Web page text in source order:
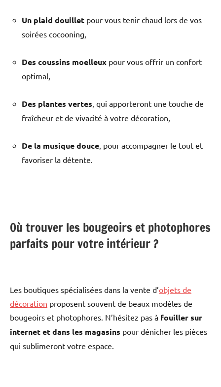
Un plaid douillet pour vous tenir chaud lors de vos
soirées cocooning,
Des coussins moelleux pour vous offrir un confort
optimal,
Des plantes vertes , qui apporteront une touche de
fraîcheur et de vivacité à votre décoration,
De la musique douce , pour accompagner le tout et
favoriser la détente.
Où trouver les bougeoirs et photophores
parfaits pour votre intérieur ?
Les boutiques spécialisées dans la vente d’objets de
décoration proposent souvent de beaux modèles de
bougeoirs et photophores. N’hésitez pas à fouiller sur
internet et dans les magasins pour dénicher les pièces
qui sublimeront votre espace.